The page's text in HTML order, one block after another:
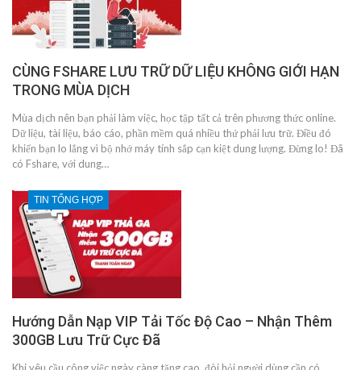
CÙNG FSHARE LƯU TRỮ DỮ LIỆU KHÔNG GIỚI HẠN
TRONG MÙA DỊCH
Mùa dịch nên bạn phải làm việc, học tập tất cả trên phương thức online.
Dữ liệu, tài liệu, báo cáo, phần mềm quá nhiều thứ phải lưu trữ. Điều đó
khiến bạn lo lắng vì bộ nhớ máy tính sắp cạn kiệt dung lượng. Đừng lo! Đã
có Fshare, với dung…
TIN TỔNG HỢP
Hướng Dẫn Nạp VIP Tải Tốc Độ Cao – Nhận Thêm
300GB Lưu Trữ Cực Đã